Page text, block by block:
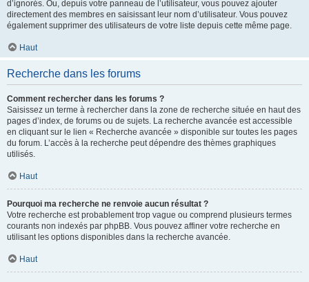
d’ignorés. Ou, depuis votre panneau de l’utilisateur, vous pouvez ajouter
directement des membres en saisissant leur nom d’utilisateur. Vous pouvez
également supprimer des utilisateurs de votre liste depuis cette même page.
Haut
Recherche dans les forums
Comment rechercher dans les forums ?
Saisissez un terme à rechercher dans la zone de recherche située en haut des
pages d’index, de forums ou de sujets. La recherche avancée est accessible
en cliquant sur le lien « Recherche avancée » disponible sur toutes les pages
du forum. L’accès à la recherche peut dépendre des thèmes graphiques
utilisés.
Haut
Pourquoi ma recherche ne renvoie aucun résultat ?
Votre recherche est probablement trop vague ou comprend plusieurs termes
courants non indexés par phpBB. Vous pouvez affiner votre recherche en
utilisant les options disponibles dans la recherche avancée.
Haut